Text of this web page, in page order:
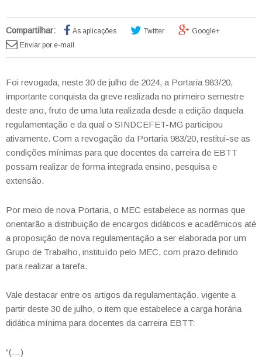
Compartilhar: As aplicações Twitter
Google+
Enviar por e-mail
Foi revogada, neste 30 de julho de 2024, a Portaria 983/20,
importante conquista da greve realizada no primeiro semestre
deste ano, fruto de uma luta realizada desde a edição daquela
regulamentação e da qual o SINDCEFET-MG participou
ativamente. Com a revogação da Portaria 983/20, restitui-se as
condições mínimas para que docentes da carreira de EBTT
possam realizar de forma integrada ensino, pesquisa e
extensão.
Por meio de nova Portaria, o MEC estabelece as normas que
orientarão a distribuição de encargos didáticos e acadêmicos até
a proposição de nova regulamentação a ser elaborada por um
Grupo de Trabalho, instituído pelo MEC, com prazo definido
para realizar a tarefa.
Vale destacar entre os artigos da regulamentação, vigente a
partir deste 30 de julho, o item que estabelece a carga horária
didática mínima para docentes da carreira EBTT:
“(…)